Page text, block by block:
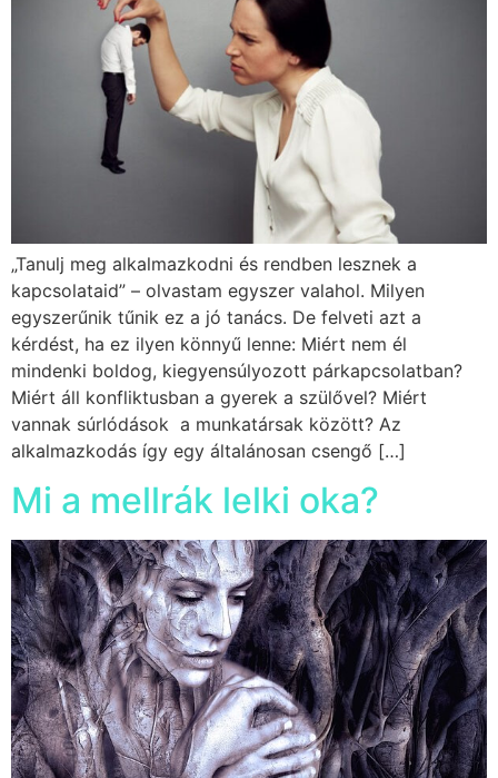
„Tanulj meg alkalmazkodni és rendben lesznek a
kapcsolataid” – olvastam egyszer valahol. Milyen
egyszerűnik tűnik ez a jó tanács. De felveti azt a
kérdést, ha ez ilyen könnyű lenne: Miért nem él
mindenki boldog, kiegyensúlyozott párkapcsolatban?
Miért áll konfliktusban a gyerek a szülővel? Miért
vannak súrlódások a munkatársak között? Az
alkalmazkodás így egy általánosan csengő […]
Mi a mellrák lelki oka?